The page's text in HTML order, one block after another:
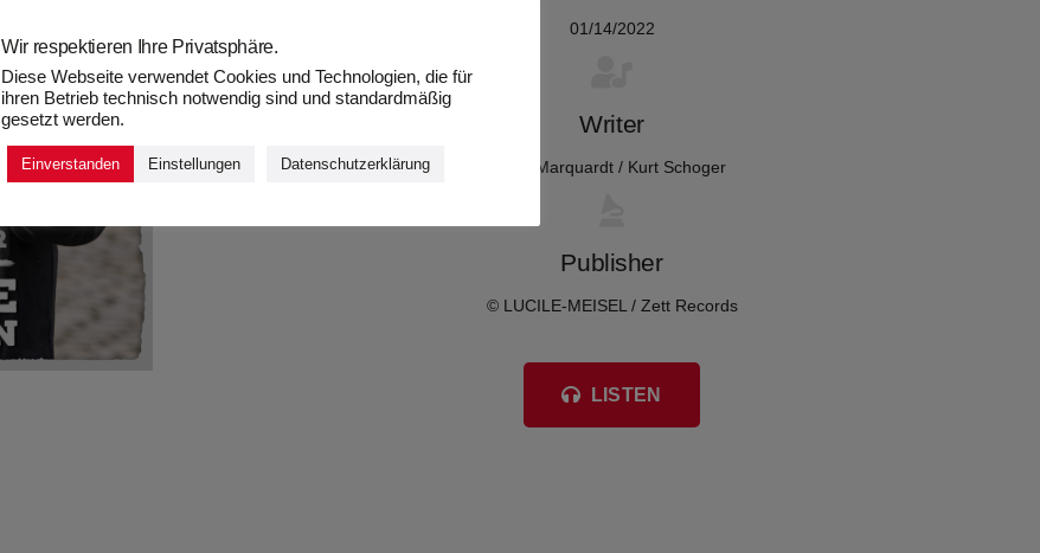
01/14/2022
Writer
Tom Marquardt / Kurt Schoger
Publisher
© LUCILE-MEISEL / Zett Records
LISTEN
Wir respektieren Ihre Privatsphäre.
Diese Webseite verwendet Cookies und Technologien, die für
ihren Betrieb technisch notwendig sind und standardmäßig
gesetzt werden.
Einverstanden Einstellungen Datenschutzerklärung